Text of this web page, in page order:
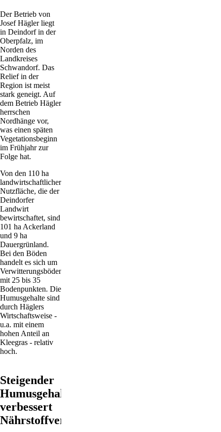
Der Betrieb von
Josef Hägler liegt
in Deindorf in der
Oberpfalz, im
Norden des
Landkreises
Schwandorf. Das
Relief in der
Region ist meist
stark geneigt. Auf
dem Betrieb Hägler
herrschen
Nordhänge vor,
was einen späten
Vegetationsbeginn
im Frühjahr zur
Folge hat.
Von den 110 ha
landwirtschaftlicher
Nutzfläche, die der
Deindorfer
Landwirt
bewirtschaftet, sind
101 ha Ackerland
und 9 ha
Dauergrünland.
Bei den Böden
handelt es sich um
Verwitterungsböden
mit 25 bis 35
Bodenpunkten. Die
Humusgehalte sind
durch Häglers
Wirtschaftsweise -
u.a. mit einem
hohen Anteil an
Kleegras - relativ
hoch.
Steigender
Humusgehalt
verbessert
Nährstoffversorgung